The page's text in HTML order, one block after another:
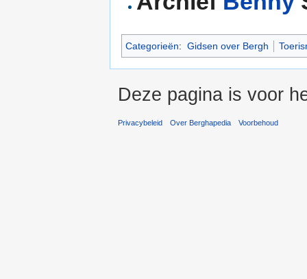
Categorieën: Gidsen over Bergh
Deze pagina is voor
Privacybeleid Over Berghapedia Voorbehoud